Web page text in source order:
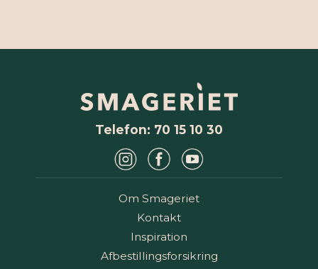
Telefon: 70 15 10 30
Om Smageriet
Kontakt
Inspiration
Afbestillingsforsikring